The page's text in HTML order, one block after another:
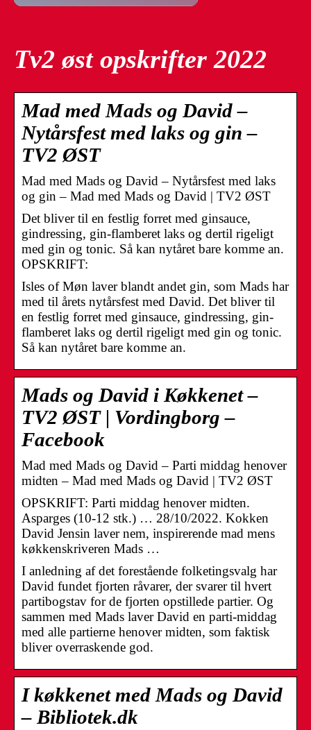
Tv2 øst opskrifter 2022
Mad med Mads og David –
Nytårsfest med laks og gin –
TV2 ØST
Mad med Mads og David – Nytårsfest med laks
og gin – Mad med Mads og David | TV2 ØST
Det bliver til en festlig forret med ginsauce,
gindressing, gin-flamberet laks og dertil rigeligt
med gin og tonic. Så kan nytåret bare komme an.
OPSKRIFT:
Isles of Møn laver blandt andet gin, som Mads har
med til årets nytårsfest med David. Det bliver til
en festlig forret med ginsauce, gindressing, gin-
flamberet laks og dertil rigeligt med gin og tonic.
Så kan nytåret bare komme an.
Mads og David i Køkkenet –
TV2 ØST | Vordingborg –
Facebook
Mad med Mads og David – Parti middag henover
midten – Mad med Mads og David | TV2 ØST
OPSKRIFT: Parti middag henover midten.
Asparges (10-12 stk.) … 28/10/2022. Kokken
David Jensin laver nem, inspirerende mad mens
køkkenskriveren Mads …
I anledning af det forestående folketingsvalg har
David fundet fjorten råvarer, der svarer til hvert
partibogstav for de fjorten opstillede partier. Og
sammen med Mads laver David en parti-middag
med alle partierne henover midten, som faktisk
bliver overraskende god.
I køkkenet med Mads og David
– Bibliotek.dk